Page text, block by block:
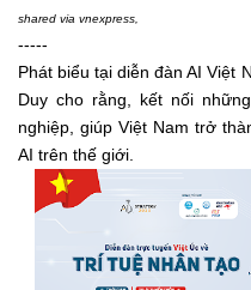
shared via vnexpress
-----
Phát biểu tại diễn đàn AI Việt
Duy cho rằng, kết nối
nghiệp, giúp Việt Nam trở
AI trên thế giới.